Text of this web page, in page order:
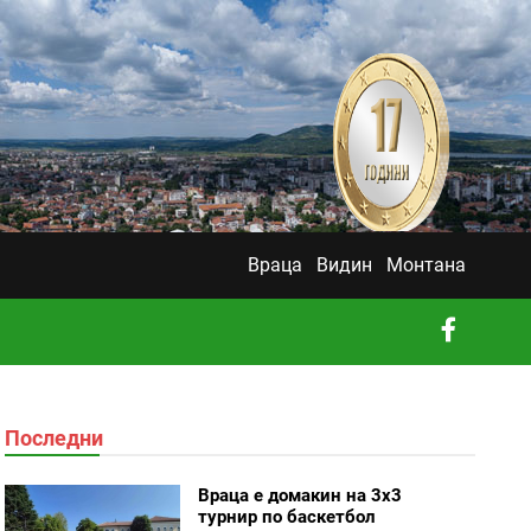
Враца Видин Монтана
Последни
Враца е домакин на 3х3
турнир по баскетбол